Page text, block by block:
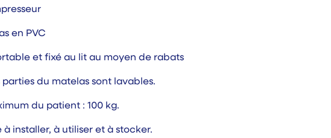
en PVC
et fixé au lit au moyen de rabats
parties du matelas sont lavables.
du patient : 100 kg.
à installer, à utiliser et à stocker.